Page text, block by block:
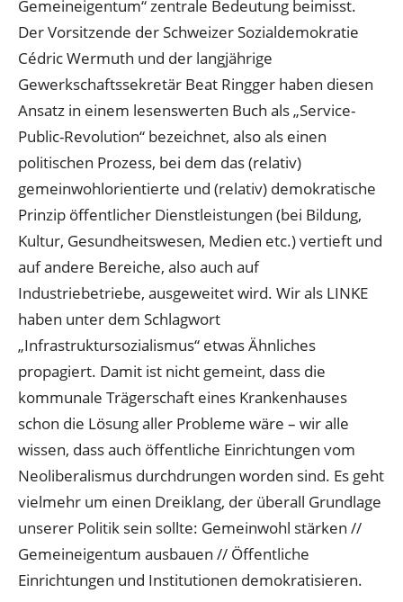
Gemeineigentum“ zentrale Bedeutung beimisst.
Der Vorsitzende der Schweizer Sozialdemokratie
Cédric Wermuth und der langjährige
Gewerkschaftssekretär Beat Ringger haben diesen
Ansatz in einem lesenswerten Buch als „Service-
Public-Revolution“ bezeichnet, also als einen
politischen Prozess, bei dem das (relativ)
gemeinwohlorientierte und (relativ) demokratische
Prinzip öffentlicher Dienstleistungen (bei Bildung,
Kultur, Gesundheitswesen, Medien etc.) vertieft und
auf andere Bereiche, also auch auf
Industriebetriebe, ausgeweitet wird. Wir als LINKE
haben unter dem Schlagwort
„Infrastruktursozialismus“ etwas Ähnliches
propagiert. Damit ist nicht gemeint, dass die
kommunale Trägerschaft eines Krankenhauses
schon die Lösung aller Probleme wäre – wir alle
wissen, dass auch öffentliche Einrichtungen vom
Neoliberalismus durchdrungen worden sind. Es geht
vielmehr um einen Dreiklang, der überall Grundlage
unserer Politik sein sollte: Gemeinwohl stärken //
Gemeineigentum ausbauen // Öffentliche
Einrichtungen und Institutionen demokratisieren.